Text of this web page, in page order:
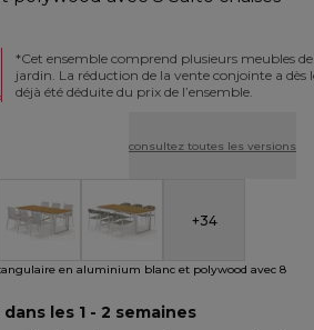
*Cet ensemble comprend plusieurs meubles de
jardin. La réduction de la vente conjointe a dès
déjà été déduite du prix de l’ensemble.
consultez toutes les versions
rectangulaire en aluminium blanc
de jardin Alora en aluminium blanc
Alora ensemble de jardin
Alora ensemble de jardin
+34
en aluminium blanc et polywood avec 8
dans les 1 - 2 semaines